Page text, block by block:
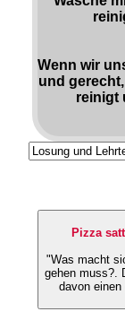
Wenn wir
und
reinigt
Pizza
"Was macht
gehen muss?. Da ist eine Pizza immer praktisch, wenn man
davon